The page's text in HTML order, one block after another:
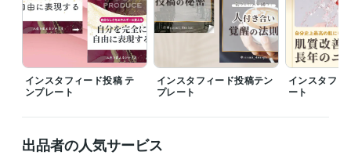
インスタフィード投稿 テ
ンプレート
インスタフィード投稿テン
プレート
インスタフィ
ート
出品者の人気サービス